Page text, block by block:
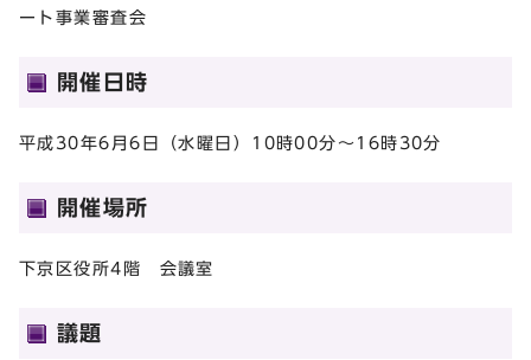
ート事業審査会
開催日時
平成30年6月6日（水曜日）10時00分～16時30分
開催場所
下京区役所4階 会議室
議題